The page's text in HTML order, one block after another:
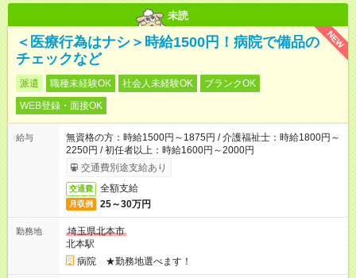
未読
NEW
＜医療行為はナシ＞時給1500円！病院で備品の
チェックなど
派遣 職種未経験OK 社会人未経験OK
ブランクOK
WEB登録・面接OK
給与
無資格の方：時給1500円～1875円 / 介護福祉士：時給1800円～
2250円 / 初任者以上：時給1600円～2000円
交通費別途支給あり
交通費 全額支給
月収例 25～30万円
勤務地
埼玉県北本市
北本駅
病院 ★勤務地選べます！